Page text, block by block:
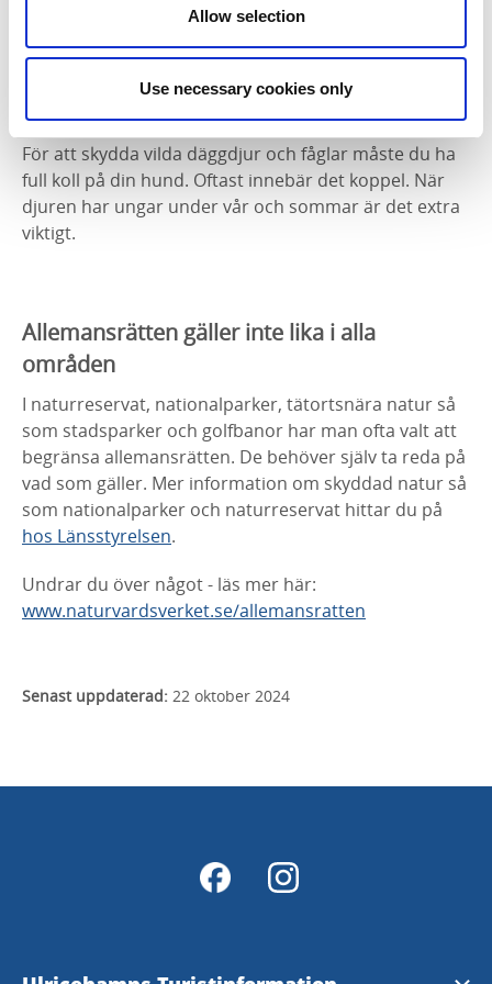
Allow selection
Use necessary cookies only
exempel var man behöver ha fiskekort. Du får vara
ute i naturen även om det pågår jakt, men tänk på att
Ta med hunden
För att skydda vilda däggdjur och fåglar måste du ha
full koll på din hund. Oftast innebär det koppel. När
djuren har ungar under vår och sommar är det extra
viktigt.
Allemansrätten gäller inte lika i alla
områden
I naturreservat, nationalparker, tätortsnära natur så
som stadsparker och golfbanor har man ofta valt att
begränsa allemansrätten. De behöver själv ta reda på
vad som gäller. Mer information om skyddad natur så
som nationalparker och naturreservat hittar du på
hos Länsstyrelsen.
Undrar du över något - läs mer här:
www.naturvardsverket.se/allemansratten
Senast uppdaterad: 22 oktober 2024